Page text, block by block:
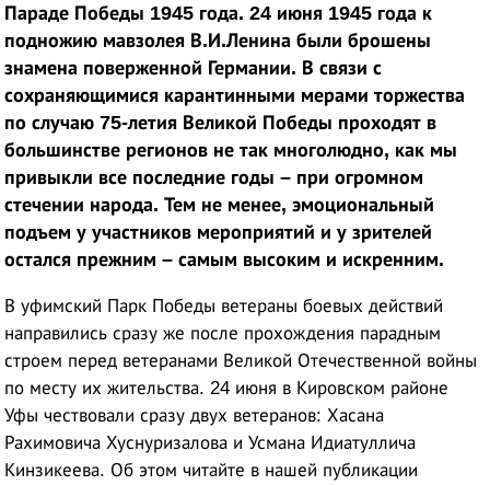
Параде Победы 1945 года. 24 июня 1945 года к
подножию мавзолея В.И.Ленина были брошены
знамена поверженной Германии. В связи с
сохраняющимися карантинными мерами торжества
по случаю 75-летия Великой Победы проходят в
большинстве регионов не так многолюдно, как мы
привыкли все последние годы – при огромном
стечении народа. Тем не менее, эмоциональный
подъем у участников мероприятий и у зрителей
остался прежним – самым высоким и искренним.
В уфимский Парк Победы ветераны боевых действий
направились сразу же после прохождения парадным
строем перед ветеранами Великой Отечественной войны
по месту их жительства. 24 июня в Кировском районе
Уфы чествовали сразу двух ветеранов: Хасана
Рахимовича Хуснуризалова и Усмана Идиатуллича
Кинзикеева. Об этом читайте в нашей публикации